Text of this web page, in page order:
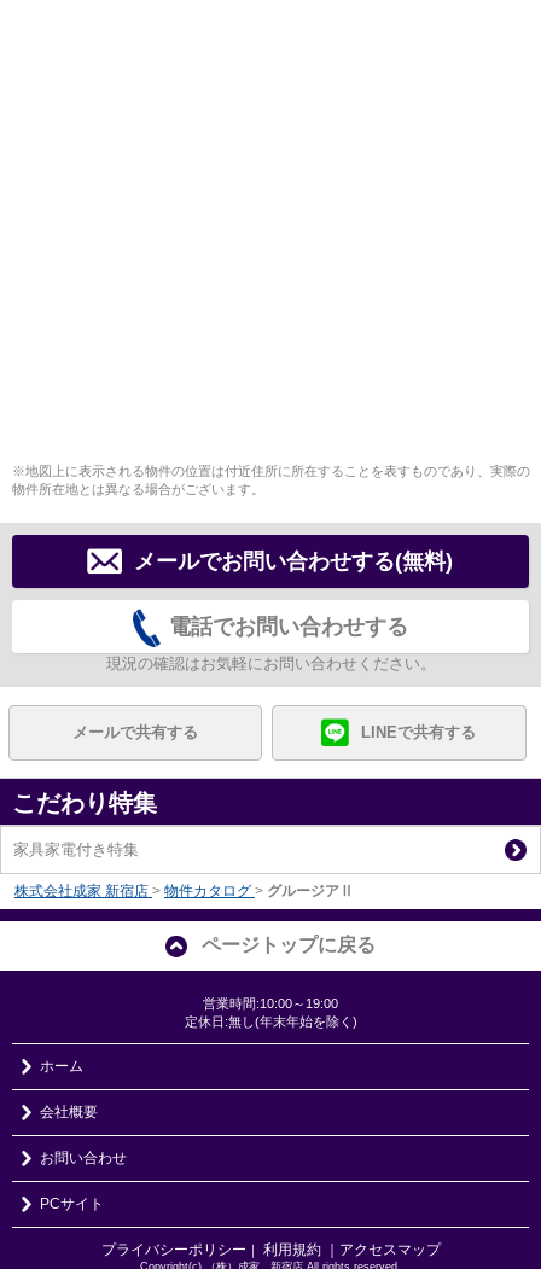
※地図上に表示される物件の位置は付近住所に所在することを表すものであり、実際の
物件所在地とは異なる場合がございます。
メールでお問い合わせする(無料)
電話でお問い合わせする
現況の確認はお気軽にお問い合わせください。
メールで共有する LINEで共有する
こだわり特集
家具家電付き特集
株式会社成家 新宿店 > 物件カタログ > グルージアⅡ
ページトップに戻る
営業時間:10:00～19:00
定休日:無し(年末年始を除く)
ホーム
会社概要
お問い合わせ
PCサイト
プライバシーポリシー 利用規約 ｜アクセスマップ